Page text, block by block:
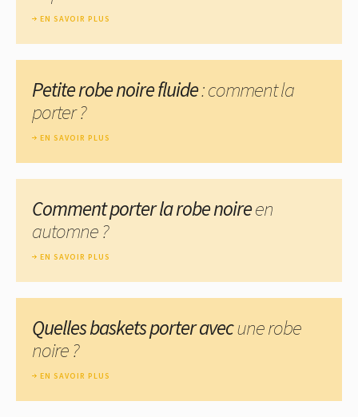
EN SAVOIR PLUS
Petite robe noire fluide: comment la
porter ?
EN SAVOIR PLUS
Comment porter la robe noireen
automne ?
EN SAVOIR PLUS
Quelles baskets porter avecune robe
noire ?
EN SAVOIR PLUS